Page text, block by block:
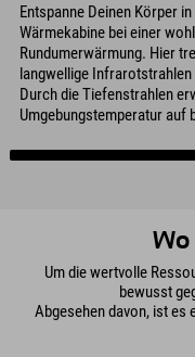
Entspanne Deinen Körper
Wärmekabine bei einer
Rundumerwärmung. Hier
langwellige Infrarotstrahlen
Durch die Tiefenstrahlen
Umgebungstemperatur auf
Wo
Um die wertvolle
bewusst
Abgesehen davon, ist es